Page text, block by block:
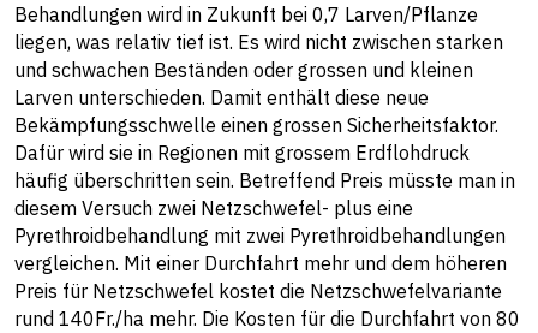
Behandlungen wird in Zukunft bei 0,7 Larven/Pflanze
liegen, was relativ tief ist. Es wird nicht zwischen starken
und schwachen Beständen oder grossen und kleinen
Larven unterschieden. Damit enthält diese neue
Bekämpfungsschwelle einen grossen Sicherheitsfaktor.
Dafür wird sie in Regionen mit grossem Erdflohdruck
häufig überschritten sein. Betreffend Preis müsste man in
diesem Versuch zwei Netzschwefel- plus eine
Pyrethroidbehandlung mit zwei Pyrethroidbehandlungen
vergleichen. Mit einer Durchfahrt mehr und dem höheren
Preis für Netzschwefel kostet die Netzschwefelvariante
rund 140Fr./ha mehr. Die Kosten für die Durchfahrt von 80